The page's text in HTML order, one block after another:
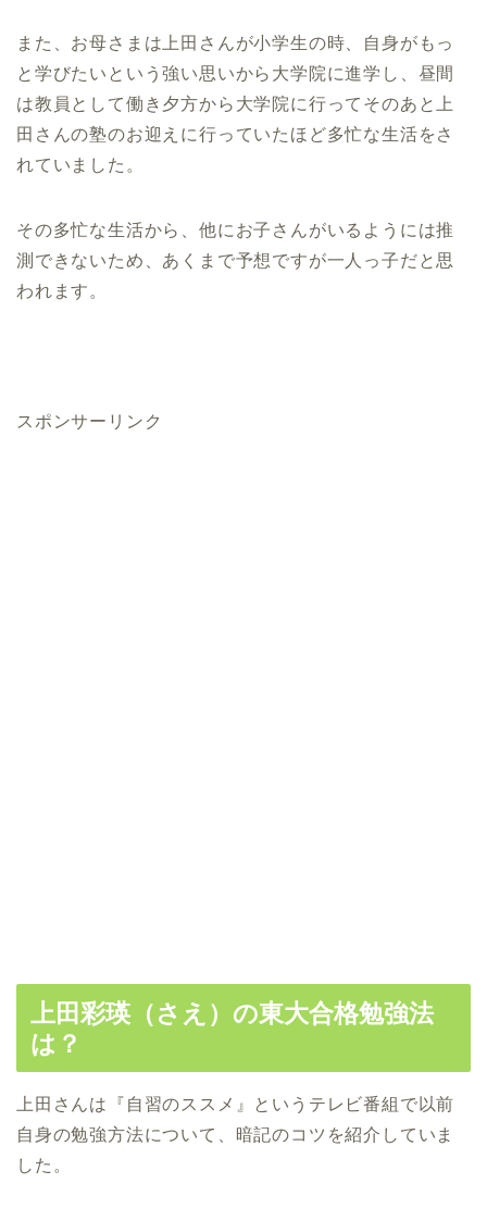
また、お母さまは上田さんが小学生の時、自身がもっ
と学びたいという強い思いから大学院に進学し、昼間
は教員として働き夕方から大学院に行ってそのあと上
田さんの塾のお迎えに行っていたほど多忙な生活をさ
れていました。
その多忙な生活から、他にお子さんがいるようには推
測できないため、あくまで予想ですが一人っ子だと思
われます。
スポンサーリンク
上田彩瑛（さえ）の東大合格勉強法
は？
上田さんは『自習のススメ』というテレビ番組で以前
自身の勉強方法について、暗記のコツを紹介していま
した。